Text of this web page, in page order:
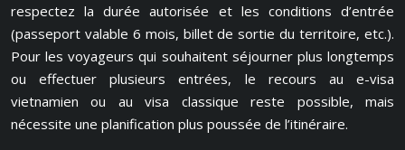
respectez la durée autorisée et les conditions d’entrée
(passeport valable 6 mois, billet de sortie du territoire, etc.).
Pour les voyageurs qui souhaitent séjourner plus longtemps
ou effectuer plusieurs entrées, le recours au e-visa
vietnamien ou au visa classique reste possible, mais
nécessite une planification plus poussée de l’itinéraire.